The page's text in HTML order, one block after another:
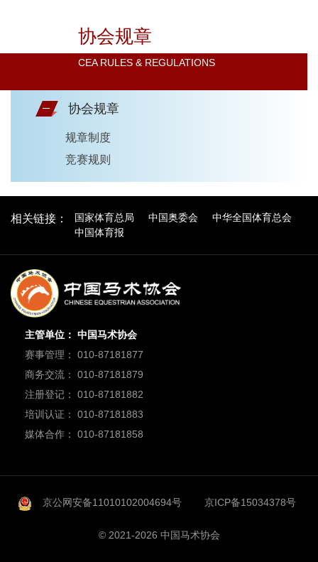
协会规章
CEA RULES & REGULATIONS
协会规章
规章制度
竞赛规则
相关链接： 国家体育总局 中国奥委会
中华全国体育总会
中国体育报
主管单位： 中国马术协会
赛事管理： 010-87181877
商务交流： 010-87181879
注册登记： 010-87181882
培训认证： 010-87181883
媒体合作： 010-87181858
京公网安备11010102004694号 京ICP备15034378号
© 2021-2026 中国马术协会